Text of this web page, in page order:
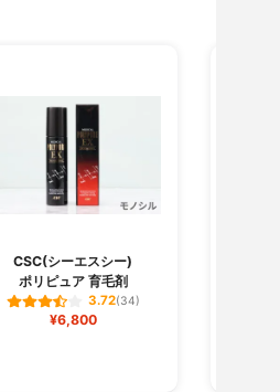
CSC(シーエスシー)
ポリピュア 育毛剤
3.72(34)
¥6,800